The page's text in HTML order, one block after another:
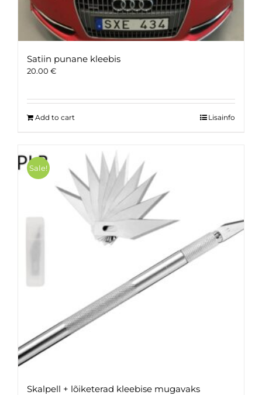
Satiin punane kleebis
20.00 €
Add to cart Lisainfo
Sale!
Skalpell + lõiketerad kleebise mugavaks